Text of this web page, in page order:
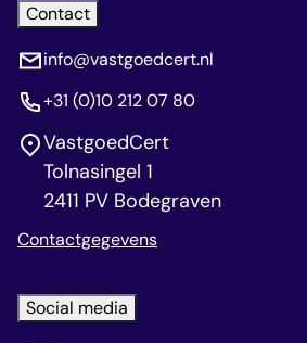
Contact
info@vastgoedcert.nl
+31 (0)10 212 07 80
VastgoedCert
Tolnasingel 1
2411 PV Bodegraven
Contactgegevens
Social media